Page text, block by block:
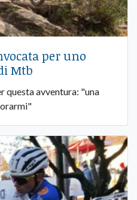
per uno
Mtb
questa avventura: "una